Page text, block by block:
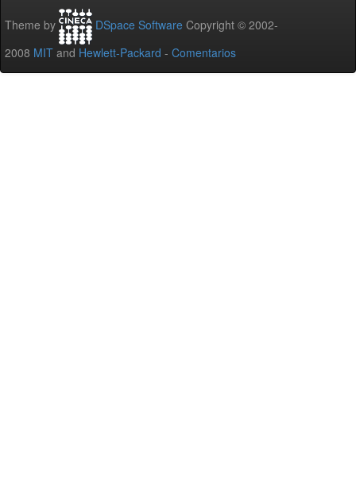
Theme by DSpace Software Copyright © 2002-
2008 MIT and Hewlett-Packard - Comentarios